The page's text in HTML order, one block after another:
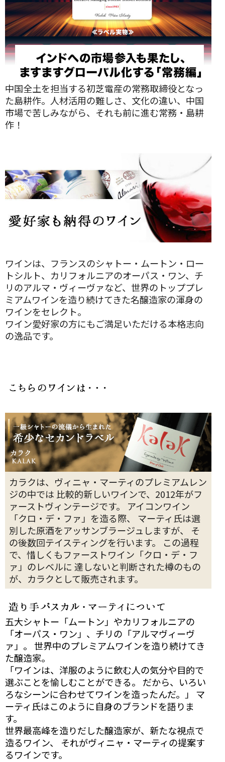
中国全土を担当する初芝電産の常務取締役となっ
た島耕作。人材活用の難しさ、文化の違い、中国
市場で苦しみながら、それも前に進む常務・島耕
作！
ワインは、フランスのシャトー・ムートン・ロー
トシルト、カリフォルニアのオーパス・ワン、チ
リのアルマ・ヴィーヴァなど、世界のトッププレ
ミアムワインを造り続けてきた名醸造家の渾身の
ワインをセレクト。
ワイン愛好家の方にもご満足いただける本格志向
の逸品です。
カラクは、ヴィニャ・マーティのプレミアムレン
ジの中では 比較的新しいワインで、2012年がフ
ァーストヴィンテージです。 アイコンワイン
「クロ・デ・ファ」を造る際、 マーティ氏は選
別した原酒をアッサンブラージュしますが、 そ
の後数回テイスティングを行います。 この過程
で、惜しくもファーストワイン「クロ・デ・フ
ァ」のレベルに 達しないと判断された樽のもの
が、カラクとして販売されます。
五大シャトー「ムートン」やカリフォルニアの
「オーパス・ワン」、チリの「アルマヴィーヴ
ァ」。 世界中のプレミアムワインを造り続けてき
た醸造家。
「ワインは、洋服のように飲む人の気分や目的で
選ぶことを愉しむことができる。 だから、いろい
ろなシーンに合わせてワインを造ったんだ。」 マ
ーティ氏はこのように自身のブランドを語りま
す。
世界最高峰を造りだした醸造家が、新たな視点で
造るワイン、 それがヴィニャ・マーティの提案す
るワインです。